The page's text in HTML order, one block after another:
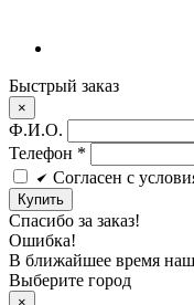
Быстрый заказ
×
Ф.И.О.
Телефон *
Cогласен c
Купить
Спасибо за заказ!
Ошибка!
В ближайшее время
Выберите город